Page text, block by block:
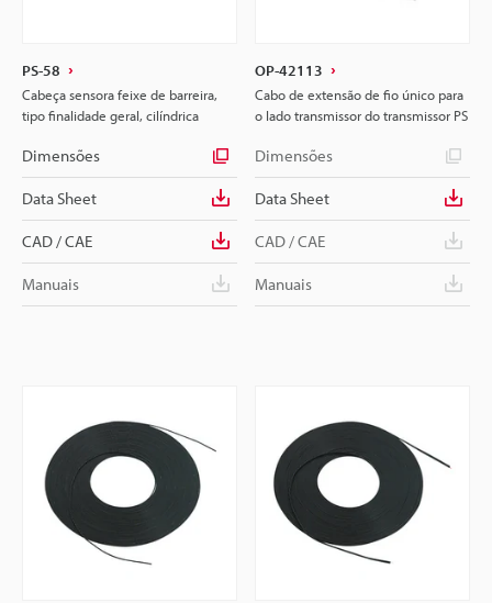
PS-58
Cabeça sensora feixe de barreira,
tipo finalidade geral, cilíndrica
Dimensões
Data Sheet
CAD / CAE
Manuais
OP-42113
Cabo de extensão de fio único para
o lado transmissor do transmissor PS
Dimensões
Data Sheet
CAD / CAE
Manuais